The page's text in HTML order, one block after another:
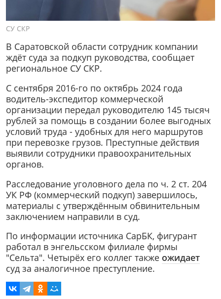
СУ СКР
В Саратовской области сотрудник компании
ждёт суда за подкуп руководства, сообщает
региональное СУ СКР.
С сентября 2016-го по октябрь 2024 года
водитель-экспедитор коммерческой
организации передал руководителю 145 тысяч
рублей за помощь в создании более выгодных
условий труда - удобных для него маршрутов
при перевозке грузов. Преступные действия
выявили сотрудники правоохранительных
органов.
Расследование уголовного дела по ч. 2 ст. 204
УК РФ (коммерческий подкуп) завершилось,
материалы с утверждённым обвинительным
заключением направили в суд.
По информации источника СарБК, фигурант
работал в энгельсском филиале фирмы
"Сельта". Четырёх его коллег также ожидает
суд за аналогичное преступление.